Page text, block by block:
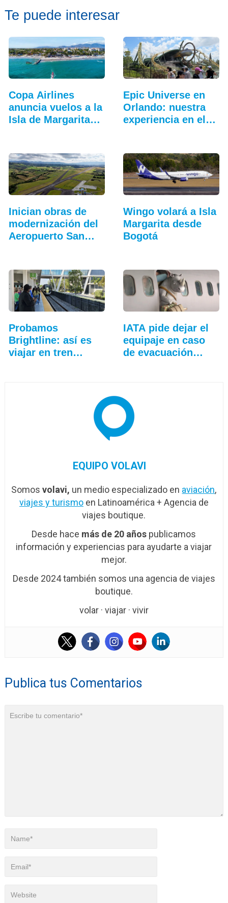
Te puede interesar
Copa Airlines
anuncia vuelos a la
Isla de Margarita…
Epic Universe en
Orlando: nuestra
experiencia en el…
Inician obras de
modernización del
Aeropuerto San…
Wingo volará a Isla
Margarita desde
Bogotá
Probamos
Brightline: así es
viajar en tren
IATA pide dejar el
equipaje en caso
de evacuación…
EQUIPO VOLAVI
Somosvolavi, un medio especializado en aviación,
viajes y turismoen Latinoamérica + Agencia de
viajes boutique.
Desde hace más de 20 años publicamos
información y experiencias para ayudarte a viajar
mejor.
Desde 2024 también somos una agencia de viajes
boutique.
volar · viajar · vivir
Publica tus Comentarios